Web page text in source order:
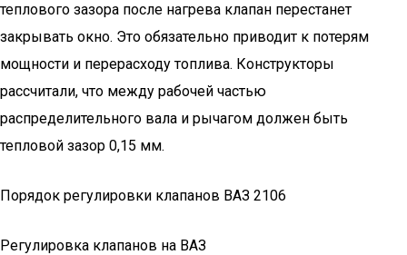
теплового зазора после нагрева клапан перестанет
закрывать окно. Это обязательно приводит к потерям
мощности и перерасходу топлива. Конструкторы
рассчитали, что между рабочей частью
распределительного вала и рычагом должен быть
тепловой зазор 0,15 мм.
Порядок регулировки клапанов ВАЗ 2106
Регулировка клапанов на ВАЗ